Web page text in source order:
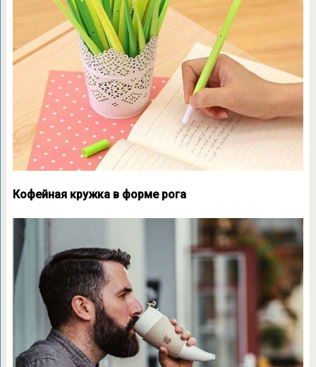
Кофейная кружка в форме рога